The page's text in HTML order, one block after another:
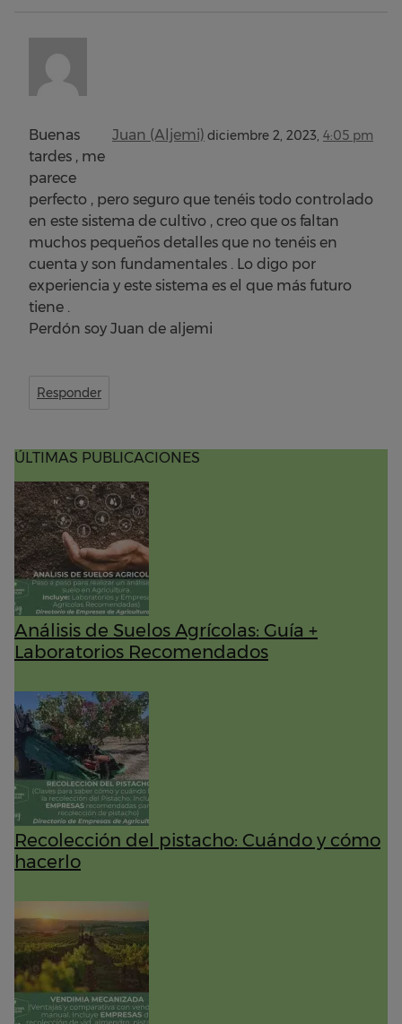
Juan (Aljemi) diciembre 2, 2023, 4:05 pm
Buenas
tardes , me
parece
perfecto , pero seguro que tenéis todo controlado
en este sistema de cultivo , creo que os faltan
muchos pequeños detalles que no tenéis en
cuenta y son fundamentales . Lo digo por
experiencia y este sistema es el que más futuro
tiene .
Perdón soy Juan de aljemi
Responder
ÚLTIMAS PUBLICACIONES
Análisis de Suelos Agrícolas: Guía +
Laboratorios Recomendados
Recolección del pistacho: Cuándo y cómo
hacerlo